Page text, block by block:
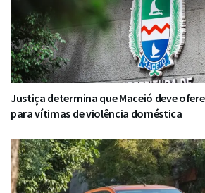
Justiça determina que Maceió deve
para vítimas de violência doméstica